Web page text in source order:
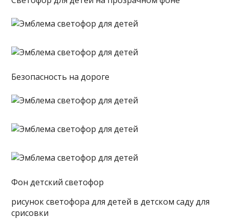
Безопасность на дороге
Фон детский светофор
рисунок светофора для детей в детском саду для
срисовки